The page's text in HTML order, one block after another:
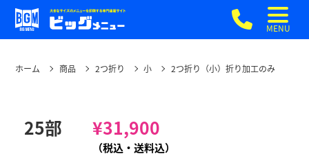
MENU
ホーム 商品 2つ折り 小 2つ折り（小）折り加工のみ
25部 ¥31,900
（税込・送料込）